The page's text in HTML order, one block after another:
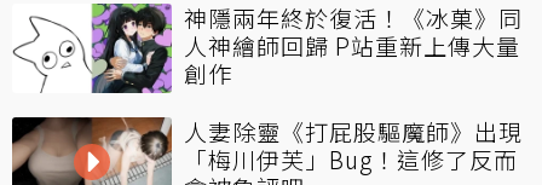
神隱兩年終於復活！《冰菓》同
人神繪師回歸 P站重新上傳大量
創作
人妻除靈《打屁股驅魔師》出現
「梅川伊芙」Bug！這修了反而